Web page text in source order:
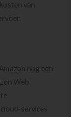
van
nog een
Web
services